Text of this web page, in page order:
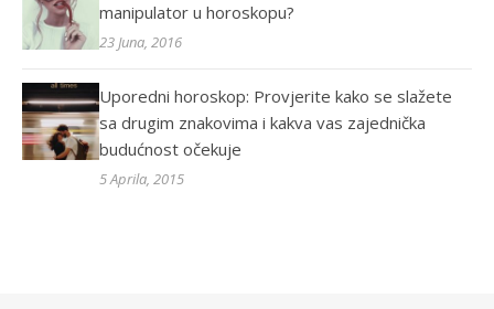
manipulator u horoskopu?
23 Juna, 2016
Uporedni horoskop: Provjerite kako se slažete
sa drugim znakovima i kakva vas zajednička
budućnost očekuje
5 Aprila, 2015